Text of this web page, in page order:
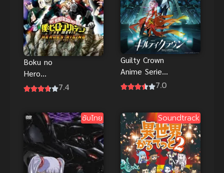
Boku no
Hero
Academia
วีรบุรุษ
7.4
Guilty Crown
Anime Series
ปฏิวัติหัตถ์7.0
ซับไทย Soundtrack